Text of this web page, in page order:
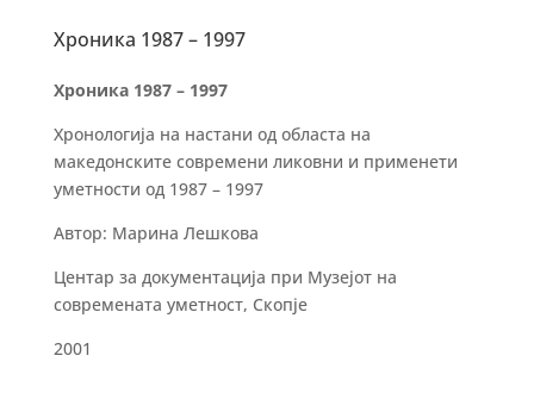
Хроника 1987 – 1997
Хроника 1987 – 1997
Хронологија на настани од областа на
македонските современи ликовни и применети
уметности од 1987 – 1997
Автор: Марина Лешкова
Центар за документација при Музејот на
современата уметност, Скопје
2001